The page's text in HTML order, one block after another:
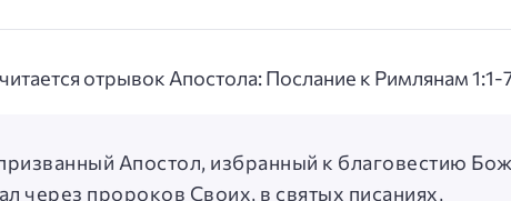
отрывок Апостола: Послание к Римлянам 1:1-
Апостол, избранный к благовестию
через пророков Своих, в святых писаниях,